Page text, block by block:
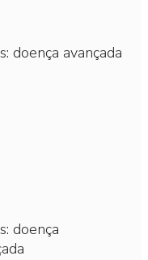
doença avançada
doença